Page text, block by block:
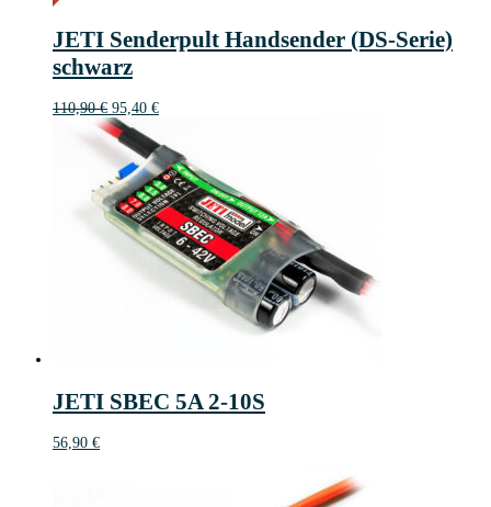
€
JETI Senderpult Handsender (DS-Serie)
schwarz
110,90€ Ursprünglicher
Preis
war:
110,90 €
95,40 €Aktueller
ist:
95,40 €.
JETI SBEC 5A 2-10S
56,90 €